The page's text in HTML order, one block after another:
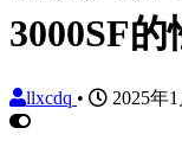
3000SF
llxcdq • 2025年